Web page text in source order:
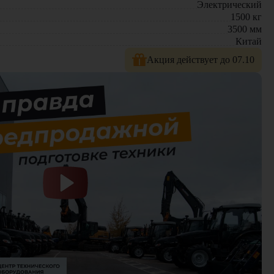
нас вы найдете: широкий выбор спецтехники, вилочных
по выбору техники.
Электрический
1500 кг
3500 мм
Китай
Акция действует до 07.10